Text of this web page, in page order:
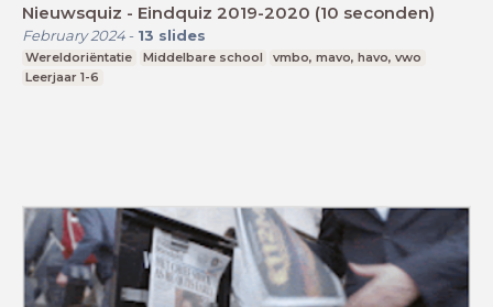
Nieuwsquiz - Eindquiz 2019-2020 (10 seconden)
February 2024- 13 slides
Wereldoriëntatie Middelbare school
vmbo, mavo, havo, vwo
Leerjaar 1-6